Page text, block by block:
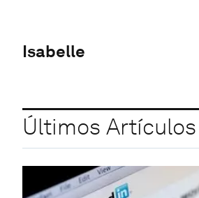
Isabelle
Últimos Artículos